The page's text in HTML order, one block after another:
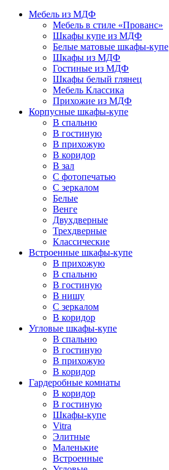
Мебель из МДФ
Мебель в стиле «Прованс»
Шкафы купе из МДФ
Белые матовые шкафы-купе
Шкафы из МДФ
Гостиные из МДФ
Шкафы белый глянец
Мебель Классика
Прихожие из МДФ
Корпусные шкафы-купе
В спальню
В гостиную
В прихожую
В коридор
В зал
С фотопечатью
С зеркалом
Белые
Венге
Двухдверные
Трехдверные
Классические
Встроенные шкафы-купе
В прихожую
В спальню
В гостиную
В нишу
С зеркалом
В коридор
Угловые шкафы-купе
В спальню
В гостиную
В прихожую
В коридор
Гардеробные комнаты
В коридор
В гостиную
Шкафы-купе
Vitra
Элитные
Маленькие
Встроенные